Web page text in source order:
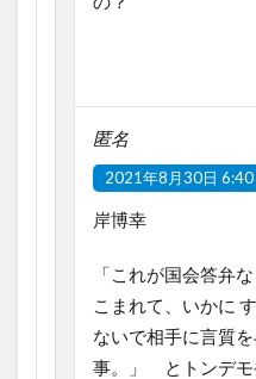
匿名
2021年8月30日 6:40
岸博幸
「これが国会答弁
こまれて、いかに
ないで相手に言質
事。」 とトンデモ